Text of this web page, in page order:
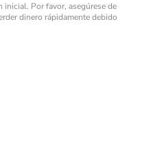
Por favor, asegúrese de
dinero rápidamente debido